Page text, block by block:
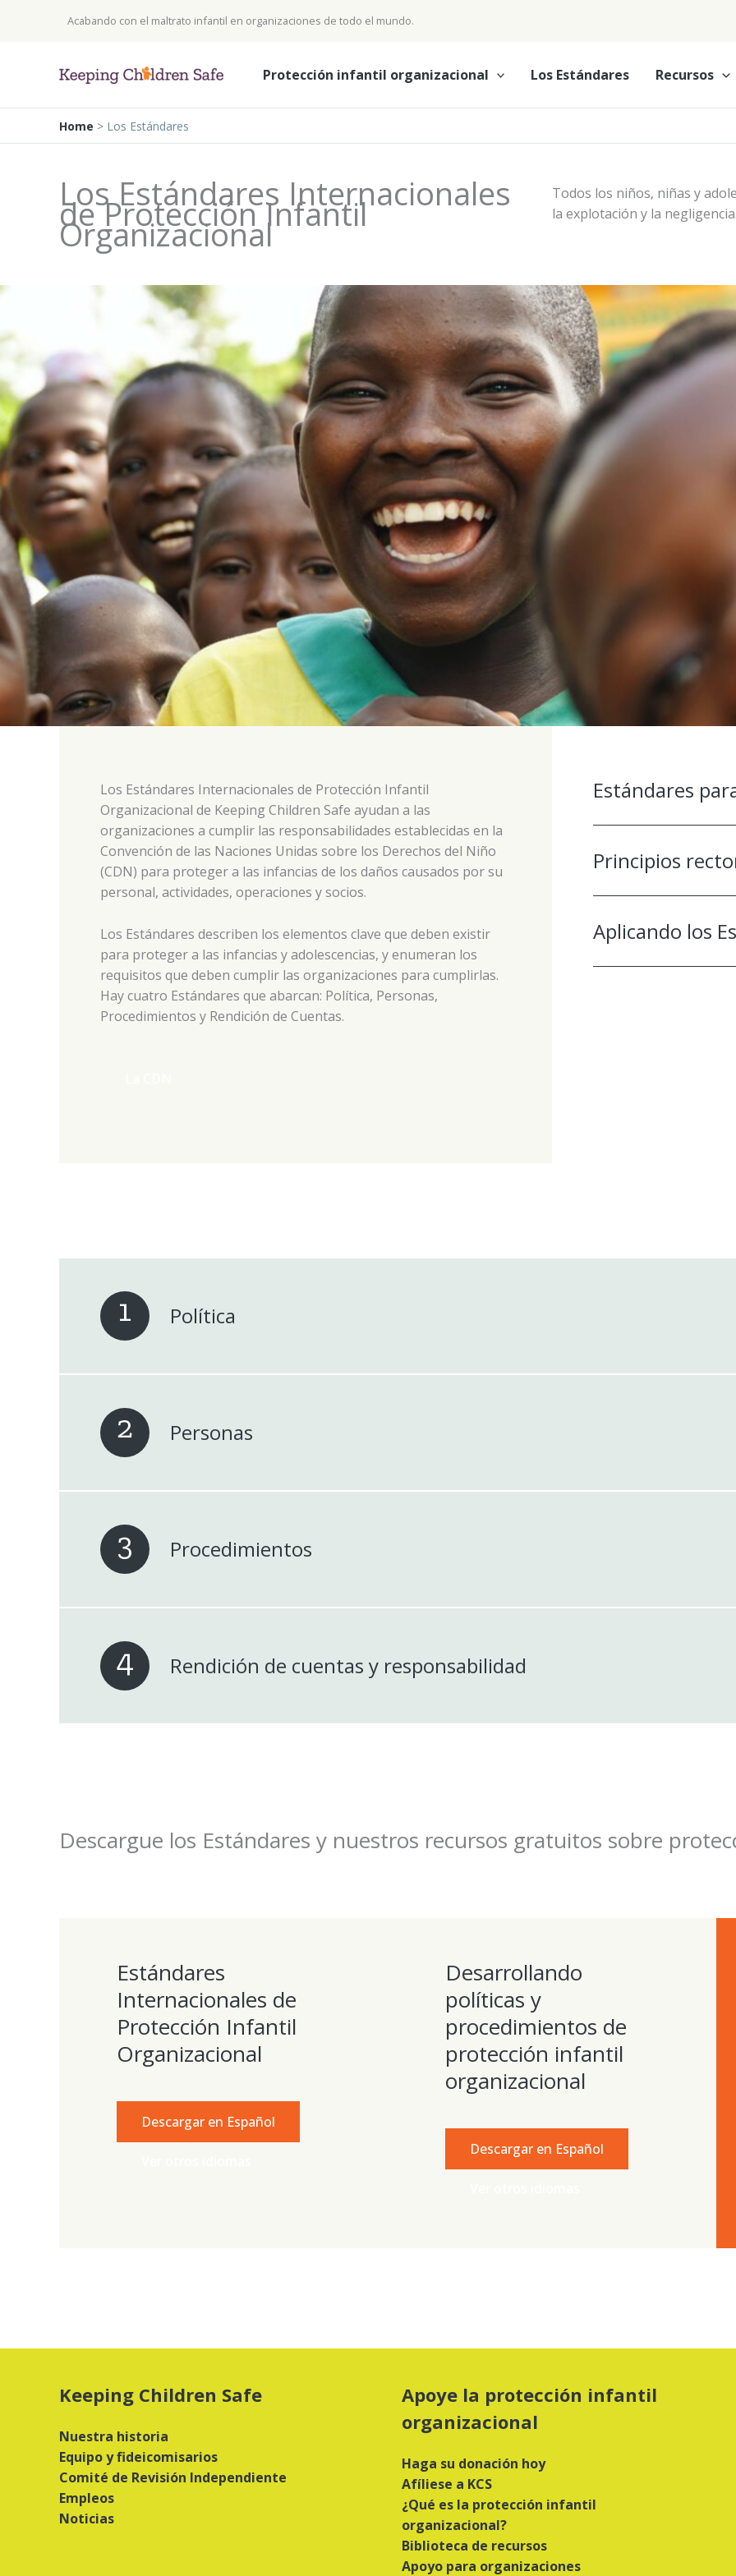
Acabando con el maltrato infantil en organizaciones de todo el mundo.
Protección infantil organizacional Los Estándares Recursos
Home > Los Estándares
Los Estándares Internacionales
de Protección Infantil
Organizacional
Todos los niños, niñas y
la explotación y la negligencia.
Los Estándares Internacionales de Protección Infantil
Organizacional de Keeping Children Safe ayudan a las
organizaciones a cumplir las responsabilidades establecidas en la
Convención de las Naciones Unidas sobre los Derechos del Niño
(CDN) para proteger a las infancias de los daños causados por su
personal, actividades, operaciones y socios.
Los Estándares describen los elementos clave que deben existir
para proteger a las infancias y adolescencias, y enumeran los
requisitos que deben cumplir las organizaciones para cumplirlas.
Hay cuatro Estándares que abarcan: Política, Personas,
Procedimientos y Rendición de Cuentas.
Estándares
Principios
Aplicando los
Política
Personas
Procedimientos
Rendición de cuentas y responsabilidad
Descargue los Estándares y nuestros recursos gratuitos sobre
Estándares
Internacionales de
Protección Infantil
Organizacional
Descargar en Español
Desarrollando
políticas y
procedimientos de
protección infantil
organizacional
Descargar en Español
Keeping Children Safe
Nuestra historia
Equipo y fideicomisarios
Comité de Revisión Independiente
Empleos
Noticias
Apoye la protección infantil
organizacional
Haga su donación hoy
Afíliese a KCS
¿Qué es la protección infantil
organizacional?
Biblioteca de recursos
Apoyo para organizaciones